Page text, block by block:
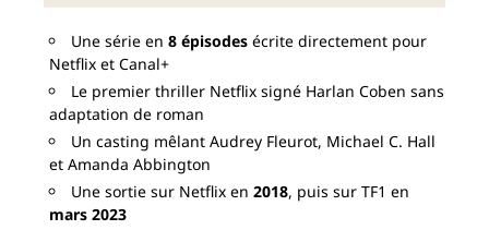
Une série en 8 épisodes écrite directement pour
Netflix et Canal+
Le premier thriller Netflix signé Harlan Coben sans
adaptation de roman
Un casting mêlant Audrey Fleurot, Michael C. Hall
et Amanda Abbington
Une sortie sur Netflix en 2018, puis sur TF1 en
mars 2023